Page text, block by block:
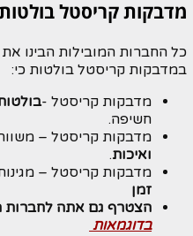
מדבקות קריסטל
כל החברות המובילות הבינו
במדבקות קריסטל בולטות כי:
מדבקות קריסטל -
חשיפה.
מדבקות קריסטל –
ואיכות.
מדבקות קריסטל –
זמן
הצטרף גם אתה לחברות
בדוגמאות